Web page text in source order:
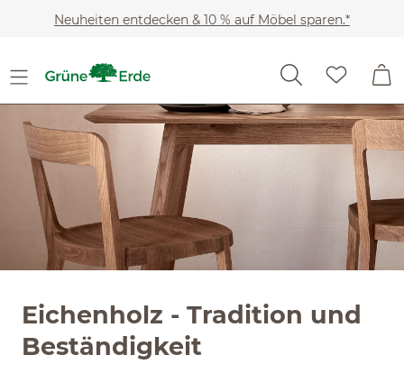
Zum Hauptinhalt springen
Neuheiten entdecken & 10 % auf Möbel sparen.*
Eichenholz - Tradition und
Beständigkeit